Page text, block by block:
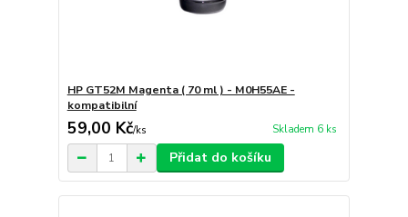
HP GT52M Magenta ( 70 ml ) - M0H55AE -
kompatibilní
59,00 Kč/ks Skladem 6 ks
Přidat do košíku